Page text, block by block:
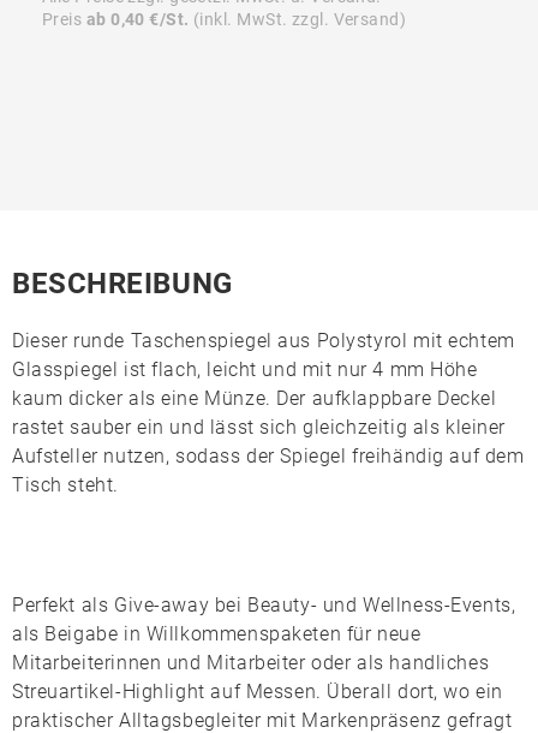
Preis ab 0,40 €/St. (inkl. MwSt. zzgl. Versand)
BESCHREIBUNG
Dieser runde Taschenspiegel aus Polystyrol mit echtem
Glasspiegel ist flach, leicht und mit nur 4 mm Höhe
kaum dicker als eine Münze. Der aufklappbare Deckel
rastet sauber ein und lässt sich gleichzeitig als kleiner
Aufsteller nutzen, sodass der Spiegel freihändig auf dem
Tisch steht.
Perfekt als Give-away bei Beauty- und Wellness-Events,
als Beigabe in Willkommenspaketen für neue
Mitarbeiterinnen und Mitarbeiter oder als handliches
Streuartikel-Highlight auf Messen. Überall dort, wo ein
praktischer Alltagsbegleiter mit Markenpräsenz gefragt